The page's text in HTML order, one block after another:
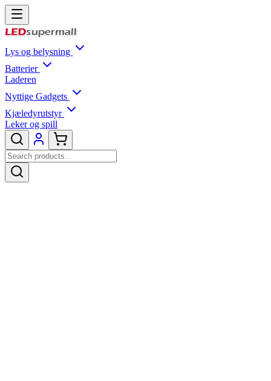
Lys og belysning
Batterier
Laderen
Nyttige Gadgets
Kjæledyrutstyr
Leker og spill